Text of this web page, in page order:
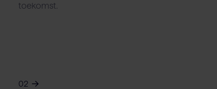
toekomst.
02